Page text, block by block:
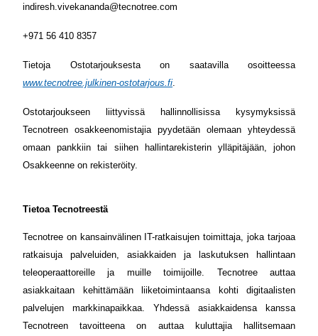
indiresh.vivekananda@tecnotree.com
+971 56 410 8357
Tietoja Ostotarjouksesta on saatavilla osoitteessa
www.tecnotree.julkinen-ostotarjous.fi
Ostotarjoukseen liittyvissä hallinnollisissa kysymyksissä
Tecnotreen osakkeenomistajia pyydetään olemaan yhteydessä
omaan pankkiin tai siihen hallintarekisterin ylläpitäjään, johon
Osakkeenne on rekisteröity.
Tietoa Tecnotreestä
Tecnotree on kansainvälinen IT-ratkaisujen toimittaja, joka tarjoaa
ratkaisuja palveluiden, asiakkaiden ja laskutuksen hallintaan
teleoperaattoreille ja muille toimijoille. Tecnotree auttaa
asiakkaitaan kehittämään liiketoimintaansa kohti digitaalisten
palvelujen markkinapaikkaa. Yhdessä asiakkaidensa kanssa
Tecnotreen tavoitteena on auttaa kuluttajia hallitsemaan